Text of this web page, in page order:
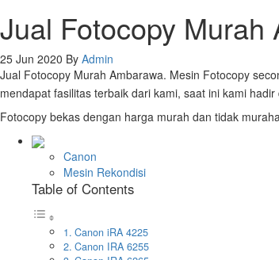
Jual Fotocopy Murah
25 Jun 2020 By Admin
Jual Fotocopy Murah Ambarawa. Mesin Fotocopy
mendapat fasilitas terbaik dari kami, saat ini kami hadir
Fotocopy bekas dengan harga murah dan tidak
Canon
Mesin Rekondisi
Table of Contents
Canon iRA 4225
Canon IRA 6255